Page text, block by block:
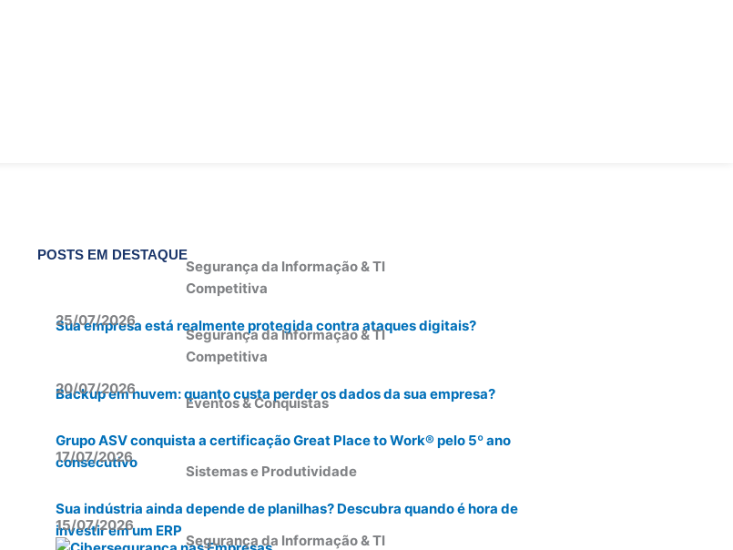
POSTS EM DESTAQUE
Segurança da Informação & TI
Competitiva
Sua empresa está realmente protegida contra ataques digitais?
25/07/2026
Segurança da Informação & TI
Competitiva
Backup em nuvem: quanto custa perder os dados da sua empresa?
20/07/2026
Eventos & Conquistas
Grupo ASV conquista a certificação Great Place to Work® pelo 5º ano
consecutivo
17/07/2026
Sistemas e Produtividade
Sua indústria ainda depende de planilhas? Descubra quando é hora de
investir em um ERP
15/07/2026
Segurança da Informação & TI